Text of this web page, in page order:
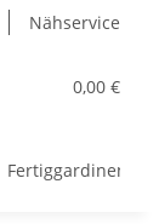
Nähservice
0,00 €
Fertiggardinen